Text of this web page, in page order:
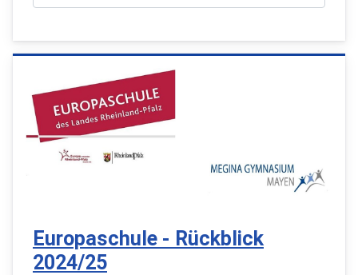
Europaschule - Rückblick
2024/25